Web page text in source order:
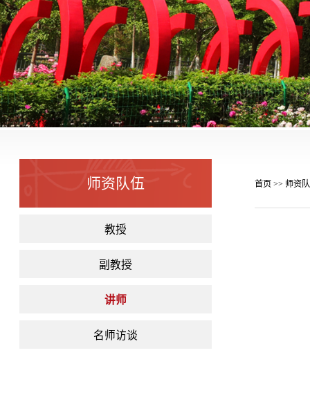
师资队伍
教授
副教授
讲师
名师访谈
首页>> 师资